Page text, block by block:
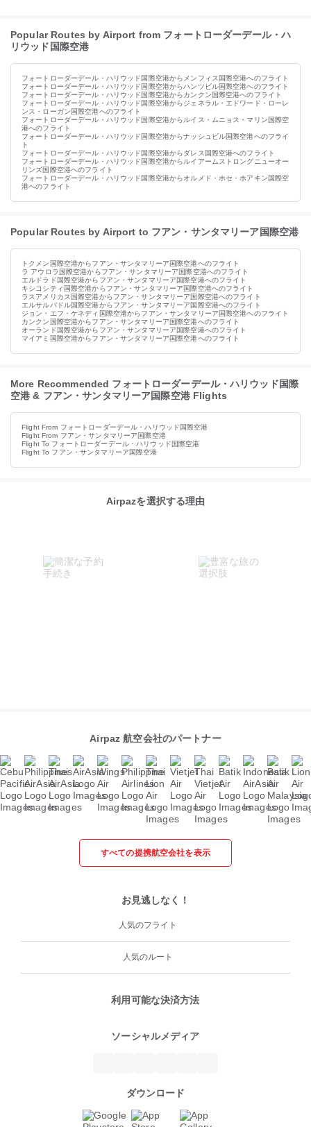
Popular Routes by Airport from フォートローダーデール・ハ
リウッド国際空港
フォートローダーデール・ハリウッド国際空港からメンフィス国際空港へのフライト
フォートローダーデール・ハリウッド国際空港からハンツビル国際空港へのフライト
フォートローダーデール・ハリウッド国際空港からカンクン国際空港へのフライト
フォートローダーデール・ハリウッド国際空港からジェネラル・エドワード・ローレ
ンス・ローガン国際空港へのフライト
フォートローダーデール・ハリウッド国際空港からルイス・ムニョス・マリン国際空
港へのフライト
フォートローダーデール・ハリウッド国際空港からナッシュビル国際空港へのフライ
ト
フォートローダーデール・ハリウッド国際空港からダレス国際空港へのフライト
フォートローダーデール・ハリウッド国際空港からルイアームストロングニューオー
リンズ国際空港へのフライト
フォートローダーデール・ハリウッド国際空港からオルメド・ホセ・ホアキン国際空
港へのフライト
Popular Routes by Airport to フアン・サンタマリーア国際空港
トクメン国際空港からフアン・サンタマリーア国際空港へのフライト
ラ アウロラ国際空港からフアン・サンタマリーア国際空港へのフライト
エルドラド国際空港からフアン・サンタマリーア国際空港へのフライト
キシコシティ国際空港からフアン・サンタマリーア国際空港へのフライト
ラスアメリカス国際空港からフアン・サンタマリーア国際空港へのフライト
エルサルバドル国際空港からフアン・サンタマリーア国際空港へのフライト
ジョン・エフ・ケネディ国際空港からフアン・サンタマリーア国際空港へのフライト
カンクン国際空港からフアン・サンタマリーア国際空港へのフライト
オーランド国際空港からフアン・サンタマリーア国際空港へのフライト
マイアミ国際空港からフアン・サンタマリーア国際空港へのフライト
More Recommended フォートローダーデール・ハリウッド国際
空港 & フアン・サンタマリーア国際空港 Flights
Flight From フォートローダーデール・ハリウッド国際空港
Flight From フアン・サンタマリーア国際空港
Flight To フォートローダーデール・ハリウッド国際空港
Flight To フアン・サンタマリーア国際空港
Airpazを選択する理由
Airpaz 航空会社のパートナー
すべての提携航空会社を表示
お見逃しなく！
人気のフライト
人気のルート
利用可能な決済方法
ソーシャルメディア
ダウンロード